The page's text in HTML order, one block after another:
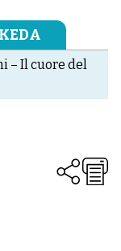
– Il cuore del